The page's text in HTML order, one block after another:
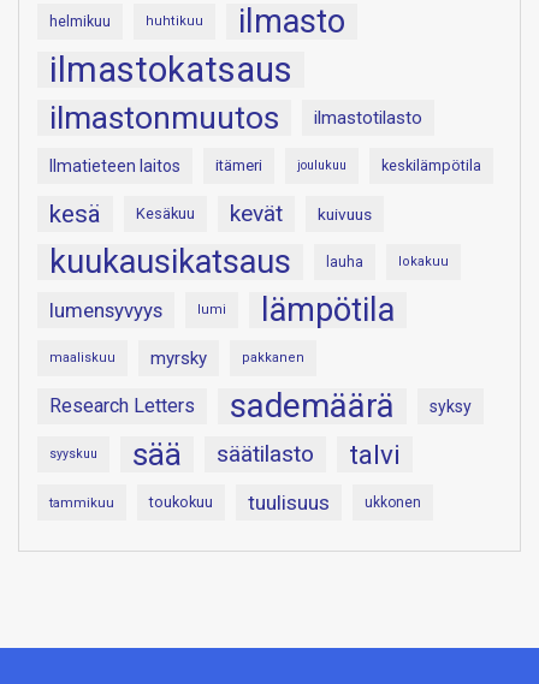
helmikuu huhtikuu ilmasto
ilmastokatsaus
ilmastonmuutos ilmastotilasto
Ilmatieteen laitos itämeri joulukuu keskilämpötila
kesä Kesäkuu kevät kuivuus
kuukausikatsaus lauha lokakuu
lumensyvyys lumi lämpötila
maaliskuu myrsky pakkanen
Research Letters sademäärä syksy
syyskuu sää säätilasto talvi
tammikuu toukokuu tuulisuus ukkonen